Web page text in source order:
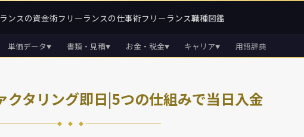
ンスの資金術フリーランスの仕事術フリーランス職種図鑑
単価データ▼ 書類・見積▼ お金・税金▼ キャリア▼ 用語辞典
クタリング即日|5つの仕組みで当日入金
◆ ◆ ◆